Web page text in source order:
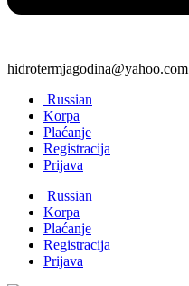
hidrotermjagodina@yahoo.com
Russian
Korpa
Plaćanje
Registracija
Prijava
Russian
Korpa
Plaćanje
Registracija
Prijava